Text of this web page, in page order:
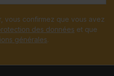
vous confirmez que vous avez
des données et que
générales.